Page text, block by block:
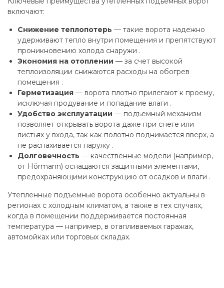
включают:
Снижение теплопотерь — такие ворота надежно
удерживают тепло внутри помещения и препятствуют
проникновению холода снаружи .
Экономия на отоплении — за счет высокой
теплоизоляции снижаются расходы на обогрев
помещения .
Герметизация — ворота плотно прилегают к проему,
исключая продувание и попадание влаги .
Удобство эксплуатации — подъемный механизм
позволяет открывать ворота даже при снеге или
листьях у входа, так как полотно поднимается вверх, а
не распахивается наружу .
Долговечность — качественные модели (например,
от Hörmann) оснащаются защитными элементами,
предохраняющими конструкцию от осадков и влаги .
Утепленные подъемные ворота особенно актуальны в
регионах с холодным климатом, а также в тех случаях,
когда в помещении поддерживается постоянная
температура — например, в отапливаемых гаражах,
автомойках или торговых складах.